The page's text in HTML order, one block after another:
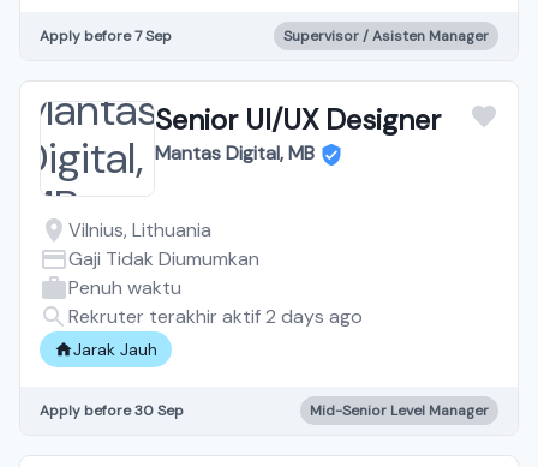
Apply before 7 Sep Supervisor / Asisten Manager
Senior UI/UX Designer
Mantas Digital, MB
Vilnius, Lithuania
Gaji Tidak Diumumkan
Penuh waktu
Rekruter terakhir aktif 2 days ago
Jarak Jauh
Apply before 30 Sep Mid-Senior Level Manager